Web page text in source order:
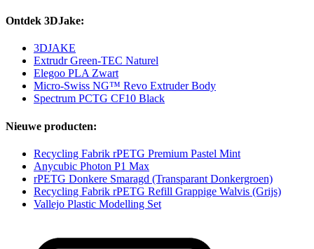
Ontdek 3DJake:
3DJAKE
Extrudr Green-TEC Naturel
Elegoo PLA Zwart
Micro-Swiss NG™ Revo Extruder Body
Spectrum PCTG CF10 Black
Nieuwe producten:
Recycling Fabrik rPETG Premium Pastel Mint
Anycubic Photon P1 Max
rPETG Donkere Smaragd (Transparant Donkergroen)
Recycling Fabrik rPETG Refill Grappige Walvis (Grijs)
Vallejo Plastic Modelling Set